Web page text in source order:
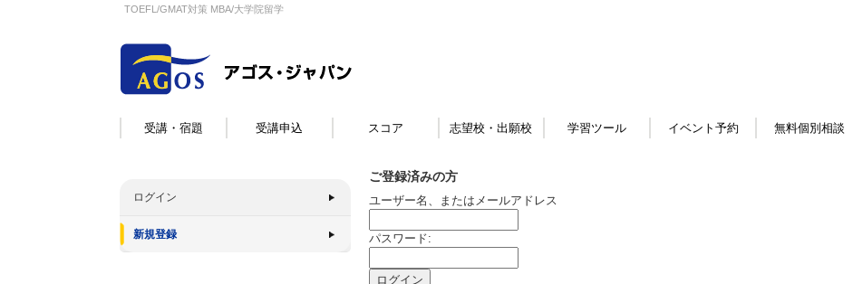
TOEFL/GMAT対策 MBA/大学院留学
受講・宿題 受講申込 スコア 志望校・出願校 学習ツール イベント予約 無料個別相談
ログイン
新規登録
ご登録済みの方
ユーザー名、またはメールアドレス
パスワード: